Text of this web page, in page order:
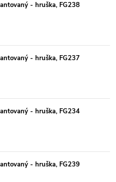
- hruška, FG238
- hruška, FG237
- hruška, FG234
- hruška, FG239